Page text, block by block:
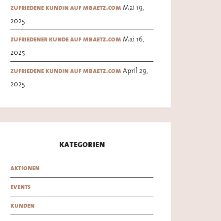
zufriedene kundin auf mbaetz.com Mai 19,
2025
zufriedener kunde auf mbaetz.com Mai 16,
2025
zufriedene kundin auf mbaetz.com April 29,
2025
kategorien
aktionen
events
kunden